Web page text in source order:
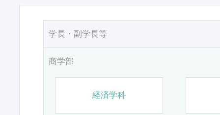
学長・副学長等
商学部
経済学科